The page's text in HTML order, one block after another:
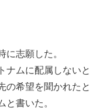
に志願した。
ナムに配属しないと
の希望を聞かれたと
と書いた。